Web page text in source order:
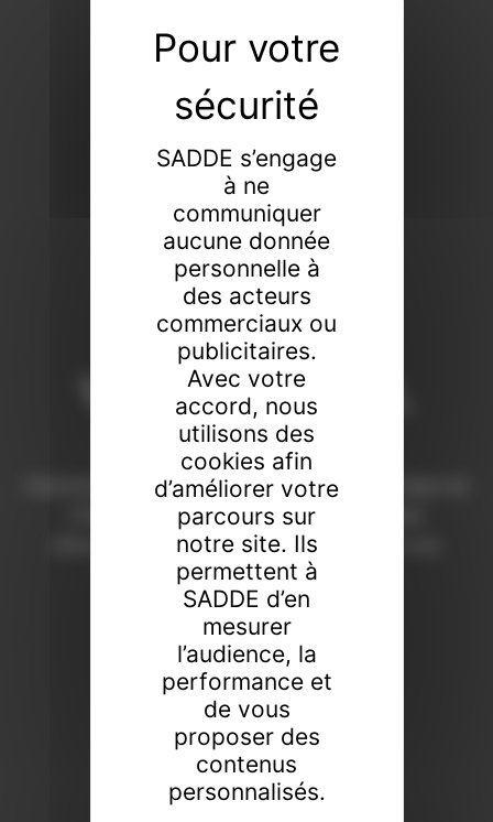
Vendeur de tout,
faiseur de rien
Commissaires-priseurs de père en fils à Dijon et
Chaumont depuis 1908. Une expertise
d’excellence pour révéler la valeur de vos
collections.
FAIRE ESTIMER UN BIEN
PROCHAINES VENTES
SADDE s’engage
à ne
communiquer
aucune donnée
personnelle à
des acteurs
commerciaux ou
publicitaires.
Avec votre
accord, nous
utilisons des
cookies afin
d’améliorer votre
parcours sur
notre site. Ils
permettent à
SADDE d’en
mesurer
l’audience, la
performance et
de vous
proposer des
contenus
personnalisés.